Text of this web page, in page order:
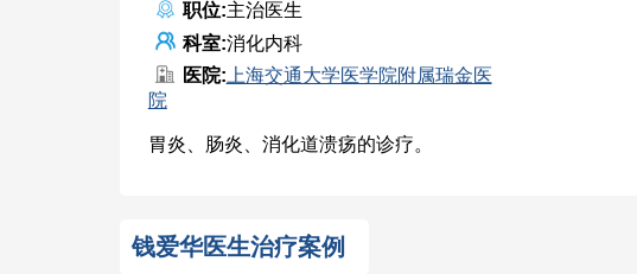
职位:主治医生
科室:消化内科
医院: 上海交通大学医学院附属瑞金医
院
胃炎、肠炎、消化道溃疡的诊疗。
钱爱华医生治疗案例